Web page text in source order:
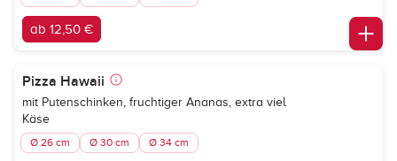
ab 12,50 €
Pizza Hawaii
mit Putenschinken, fruchtiger Ananas, extra viel
Käse
Ø 26 cm Ø 30 cm Ø 34 cm